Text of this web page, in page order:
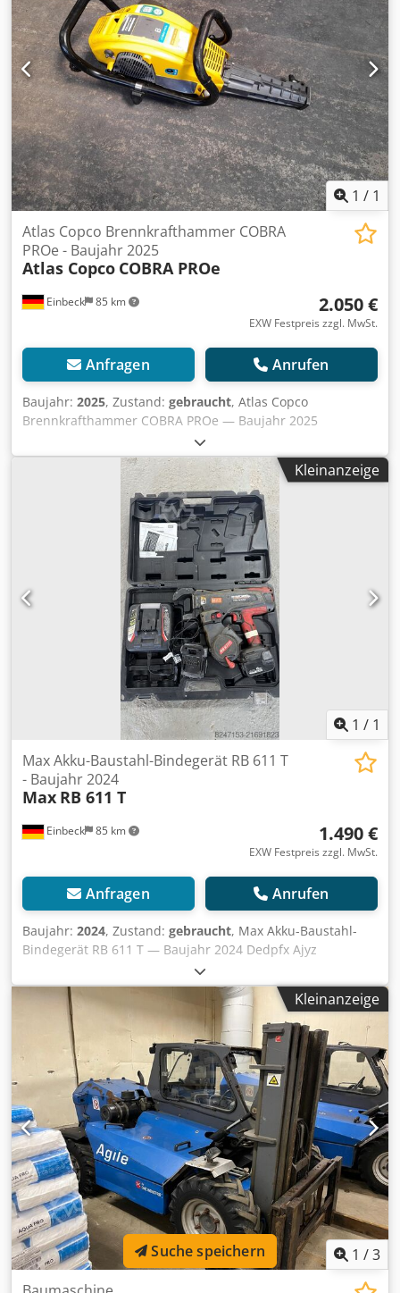
Besichtigung in 37574 Einbeck nach Vereinbarung möglich
Preis 1.850 EUR zzgl. MwSt. | EXW Einbeck | Lieferung auf
Anfrage
1 / 1
Einbeck 85 km
Atlas Copco Brennkrafthammer COBRA
PROe - Baujahr 2025
Atlas Copco COBRA PROe
2.050 €
EXW Festpreis zzgl. MwSt.
Anfragen Anrufen
Baujahr: 2025, Zustand: gebraucht, Atlas Copco
Brennkrafthammer COBRA PROe — Baujahr 2025
Gebraucht aus dem professionellen Mietpark der Kurt
König Baumaschinen GmbH, Einbeck. Zustand & Hinweise:
- Zustand: Gebraucht aus Vermietung, regelmäßig
gewartet - Funktion: Voll funktionsfähig - Das Produktbild
zeigt ein vergleichbares Gerät im Neuzustand — der
tatsächliche Zustand weicht entsprechend der
Nutzungsdauer ab - Besichtigung in 37574 Einbeck nach
Vereinbarung möglich Dodpsy Aa Hiofx Afxokr Preis 2.400
EUR zzgl. MwSt. | EXW Einbeck | Lieferung auf Anfrage
Kleinanzeige
1 / 1
Einbeck 85 km
Max Akku-Baustahl-Bindegerät RB 611 T
- Baujahr 2024
Max RB 611 T
1.490 €
EXW Festpreis zzgl. MwSt.
Anfragen Anrufen
Baujahr: 2024, Zustand: gebraucht, Max Akku-Baustahl-
Bindegerät RB 611 T — Baujahr 2024 Dedpfx Ajyz
Uqtofxekr Gebraucht aus dem professionellen Mietpark
der Kurt König Baumaschinen GmbH, Einbeck. Zustand &
Hinweise: - Zustand: Gebraucht aus Vermietung,
regelmäßig gewartet - Funktion: Voll funktionsfähig - Das
Produktbild zeigt ein vergleichbares Gerät im Neuzustand
— der tatsächliche Zustand weicht entsprechend der
Nutzungsdauer ab - Besichtigung in 37574 Einbeck nach
Vereinbarung möglich Preis 1.990 EUR zzgl. MwSt. | EXW
Einbeck | Lieferung auf Anfrage
Kleinanzeige
1 /3
Suche speichern